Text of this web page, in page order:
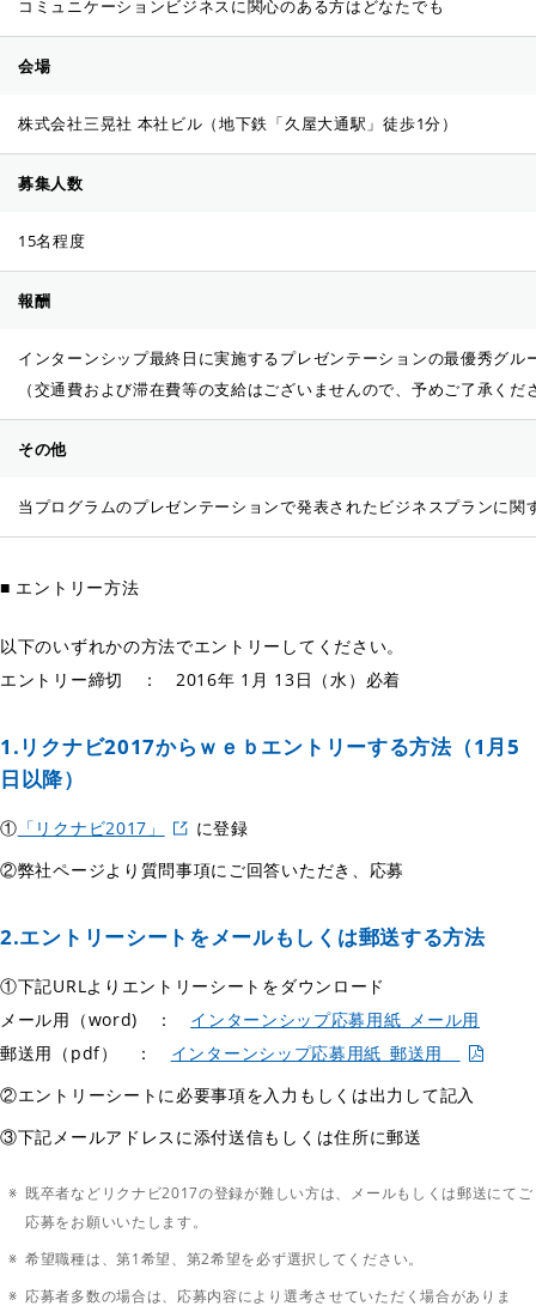
コミュニケーションビジネスに関心のある方はどなたでも
会場
株式会社三晃社 本社ビル（地下鉄「久屋大通駅」徒歩1分）
募集人数
15名程度
報酬
インターンシップ最終日に実施するプレゼンテーションの最優秀グル
（交通費および滞在費等の支給はございませんので、予めご了承くだ
その他
当プログラムのプレゼンテーションで発表されたビジネスプランに
■ エントリー方法
以下のいずれかの方法でエントリーしてください。
エントリー締切 ： 2016年 1月 13日（水）必着
1.リクナビ2017からｗｅｂエントリーする方法（1月5
日以降）
① 「リクナビ2017」
に登録
②弊社ページより質問事項にご回答いただき、応募
2.エントリーシートをメールもしくは郵送する方法
①下記URLよりエントリーシートをダウンロード
メール用（word) ： インターンシップ応募用紙_メール用
郵送用（pdf） ： インターンシップ応募用紙_郵送用
②エントリーシートに必要事項を入力もしくは出力して記入
③下記メールアドレスに添付送信もしくは住所に郵送
既卒者などリクナビ2017の登録が難しい方は、メールもしくは郵送にてご
応募をお願いいたします。
希望職種は、第1希望、第2希望を必ず選択してください。
応募者多数の場合は、応募内容により選考させていただく場合がありま